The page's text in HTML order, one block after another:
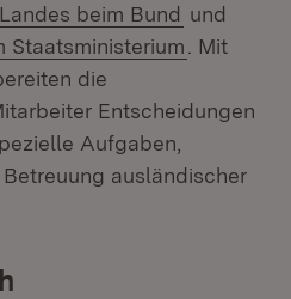
beim Bund und
Staatsministerium
. Mit
die
Entscheidungen
Aufgaben,
ausländischer